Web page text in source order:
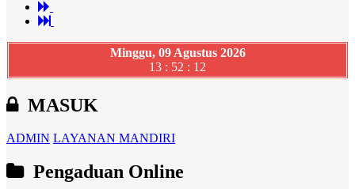
Minggu, 09 Agustus 2026
13 : 52 : 13
MASUK
ADMIN LAYANAN MANDIRI
Pengaduan Online